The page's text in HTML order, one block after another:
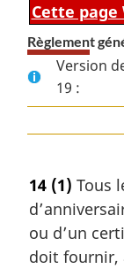
Cette page
Règlement
Version
19 :
14 (1) Tous
ou d’un
doit fournir,